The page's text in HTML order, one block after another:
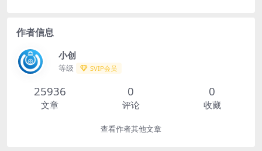
作者信息
小创
等级 SVIP会员
25936
文章
0
评论
0
收藏
查看作者其他文章